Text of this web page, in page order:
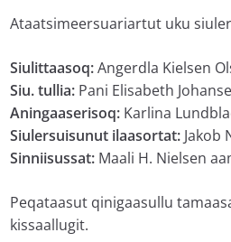
Ataatsimeersuariartut uku
Siulittaasoq:Angerdla Kielsen
Siu. tullia: Pani Elisabeth
Aningaaserisoq: Karlina
Siulersuisunut ilaasortat: Jakob
Sinniisussat: Maali H. Nielsen
Peqataasut qinigaasullu
kissaallugit.